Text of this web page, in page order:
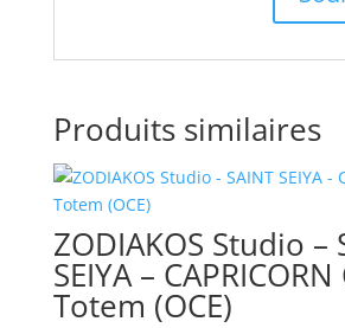
Produits similaires
ZODIAKOS Studio –
SEIYA –
Totem (OCE)